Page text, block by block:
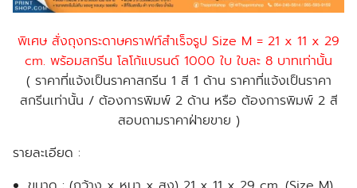
พิเศษ สั่งถุงกระดาษคราฟท์สำเร็จรูป Size M = 21 x 11 x 29
cm. พร้อมสกรีน โลโก้แบรนด์ 1000 ใบ ใบละ 8 บาทเท่านั้น
( ราคาที่แจ้งเป็นราคาสกรีน 1 สี 1 ด้าน ราคาที่แจ้งเป็นราคา
สกรีนเท่านั้น / ต้องการพิมพ์ 2 ด้าน หรือ ต้องการพิมพ์ 2 สี
สอบถามราคาฝ่ายขาย )
รายละเอียด :